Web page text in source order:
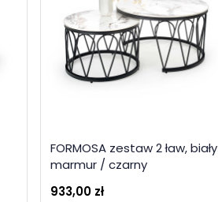
FORMOSA zestaw 2 ław, biały
marmur / czarny
933,00 zł